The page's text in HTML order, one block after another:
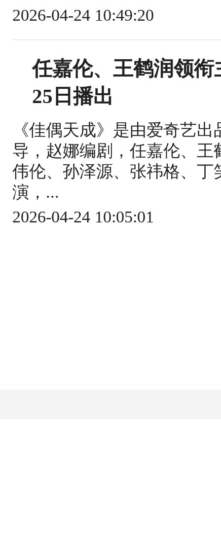
2026-04-24 10:49:20
任嘉伦、王鹤润领
25日播出
《佳偶天成》是由爱奇艺
导，赵娜编剧，任嘉伦、
伟伦、孙泽源、张祎格、
演，...
2026-04-24 10:05:01